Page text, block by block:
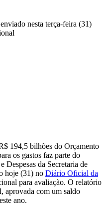
nesta terça-feira (31)
194,5 bilhões do Orçamento
os gastos faz parte do
Despesas da Secretaria de
hoje (31) no Diário Oficial da
para avaliação. O relatório
aprovada com um saldo
ano.